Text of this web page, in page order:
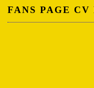
FANS PAGE